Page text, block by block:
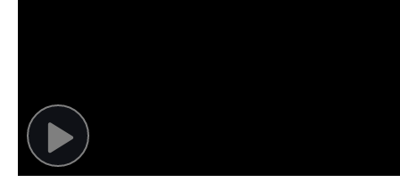
Play
Video